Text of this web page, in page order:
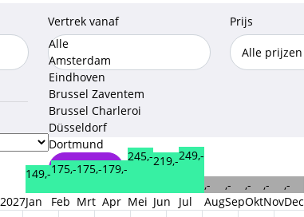
Vertrek vanaf
Alle
Amsterdam
Eindhoven
Brussel Zaventem
Brussel Charleroi
Düsseldorf
Dortmund
Opslaan
Prijs
2027
149,-
Jan
175,-
Feb
175,-
Mrt
179,-
Apr
245,-
Mei
219,-
Jun
249,-
Jul
,-
Aug
,-
Sep
,-
Okt
,-
Nov
,-
Dec